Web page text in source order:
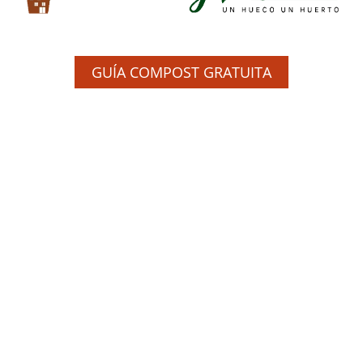
GUÍA COMPOST GRATUITA